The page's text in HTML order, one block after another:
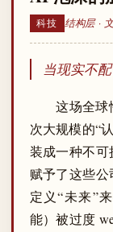
科技 结构层 ·
当现实不
这场全球
次大规模的“
装成一种不
赋予了这些
定义“未来”
能）被过度